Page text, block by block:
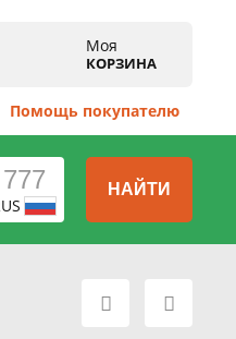
Моя
КОРЗИНА
Помощь покупателю
НАЙТИ